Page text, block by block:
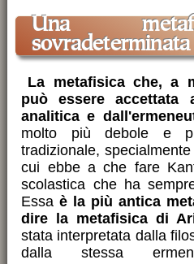
Una metafisica non
sovradeterminata
La metafisica che, a
può essere accettata
analitica e
molto più debole e
tradizionale,
cui ebbe a che fare
scolastica che ha
Essaè la più antica
dire la metafisica di
stata interpretata dalla
dalla stessa